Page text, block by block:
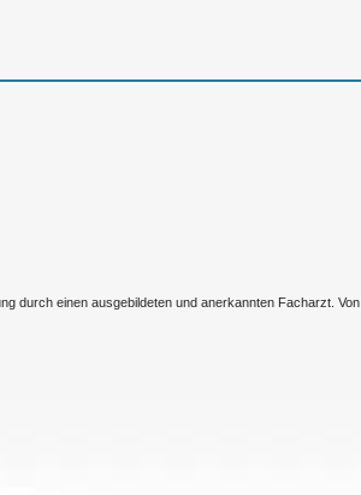
durch einen ausgebildeten und anerkannten Facharzt. Von